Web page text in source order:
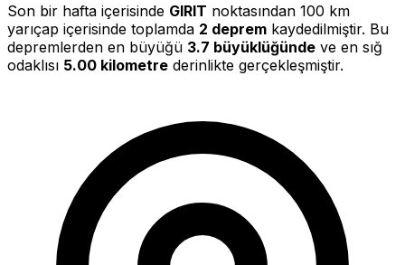
Son bir hafta içerisinde GIRIT noktasından 100 km
yarıçap içerisinde toplamda 2 deprem kaydedilmiştir. Bu
depremlerden en büyüğü 3.7 büyüklüğünde ve en sığ
odaklısı 5.00 kilometre derinlikte gerçekleşmiştir.